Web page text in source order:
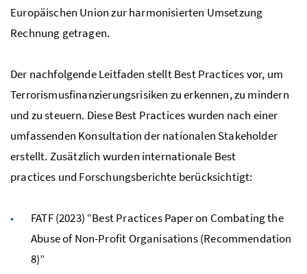
Europäischen Union zur harmonisierten Umsetzung
Rechnung getragen.
Der nachfolgende Leitfaden stelltBest Practicesvor, um
Terrorismusfinanzierungsrisiken zu erkennen, zu mindern
und zu steuern. DieseBest Practiceswurden nach einer
umfassenden Konsultation der nationalen Stakeholder
erstellt. Zusätzlich wurden internationale Best
practices und Forschungsberichte berücksichtigt:
FATF(2023) “Best Practices Paper on Combating the
Abuse of Non-Profit Organisations (Recommendation
8)”